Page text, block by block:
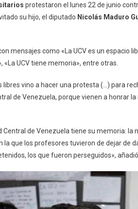
protestaron el lunes 22 de junio
su hijo, el diputado Nicolás Maduro
mensajes como «La UCV es un espacio
UCV tiene memoria», entre otras.
libres vino a hacer una protesta (…) para
de Venezuela, porque vienen a honrar
Central de Venezuela tiene su memoria: la
que los profesores tuvieron de dejar de
los que fueron perseguidos», añadió